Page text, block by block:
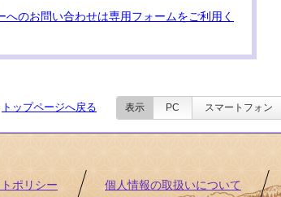
のお問い合わせは専用フォームをご利用く
トップページへ戻る 表示 PC スマートフォン
ポリシー 個人情報の取扱いについて